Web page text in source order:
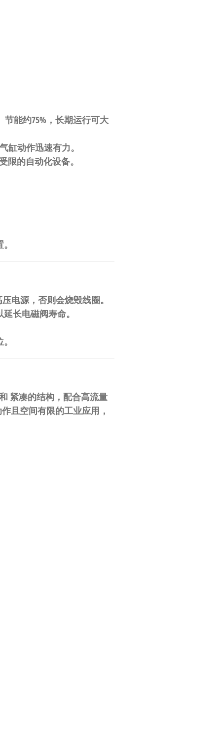
节能约75%，长期运行可大
缸动作迅速有力。
限的自动化设备。
电源，否则会烧毁线圈。
长电磁阀寿命。
紧凑的结构 ，配合高流量
且空间有限的工业应用，